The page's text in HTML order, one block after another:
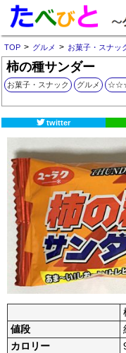
TOP > グルメ > お菓子・スナッ
柿の種サンダー
お菓子・スナック グルメ
twitter
値段
カロリー